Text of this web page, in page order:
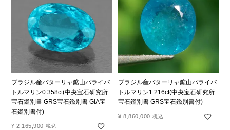
ブラジル産バターリャ鉱山パライバ
トルマリン0.358ct(中央宝石研究所
宝石鑑別書 GRS宝石鑑別書 GIA宝
石鑑別書付)
¥ 2,165,900 税込
ブラジル産バターリャ鉱山パライバ
トルマリン1.216ct(中央宝石研究所
宝石鑑別書 GRS宝石鑑別書付)
¥ 8,860,000 税込